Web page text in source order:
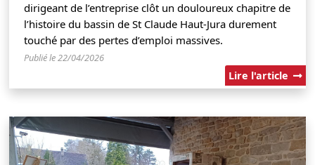
dirigeant de l’entreprise clôt un douloureux chapitre de
l’histoire du bassin de St Claude Haut-Jura durement
touché par des pertes d’emploi massives.
Publié le 22/04/2026
Lire l'article